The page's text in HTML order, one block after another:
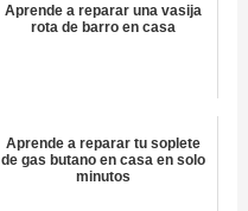
Aprende a reparar una vasija
rota de barro en casa
Aprende a reparar tu soplete
de gas butano en casa en solo
minutos